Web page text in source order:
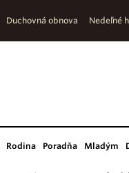
Duchovná obnova Nedeľné
Rodina Poradňa Mladým